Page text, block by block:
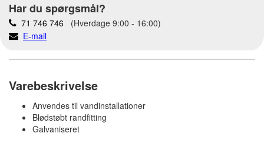
Har du spørgsmål?
71 746 746 (Hverdage 9:00 - 16:00)
E-mail
Varebeskrivelse
Anvendes til vandinstallationer
Blødstøbt randfitting
Galvaniseret